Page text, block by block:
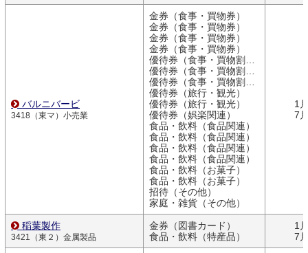
バルニバービ
3418（東マ）小売業
金券（食事・買物券）
金券（食事・買物券）
金券（食事・買物券）
金券（食事・買物券）
優待券（食事・買物割引券）
優待券（食事・買物割引券）
優待券（食事・買物割引券）
優待券（旅行・観光）
優待券（旅行・観光）
優待券（娯楽関連）
食品・飲料（食品関連）
食品・飲料（食品関連）
食品・飲料（食品関連）
食品・飲料（食品関連）
食品・飲料（お菓子）
食品・飲料（お菓子）
招待（その他）
家庭・雑貨（その他）
1
7
稲葉製作
3421（東２）金属製品
金券（図書カード）
食品・飲料（特産品）
1
7